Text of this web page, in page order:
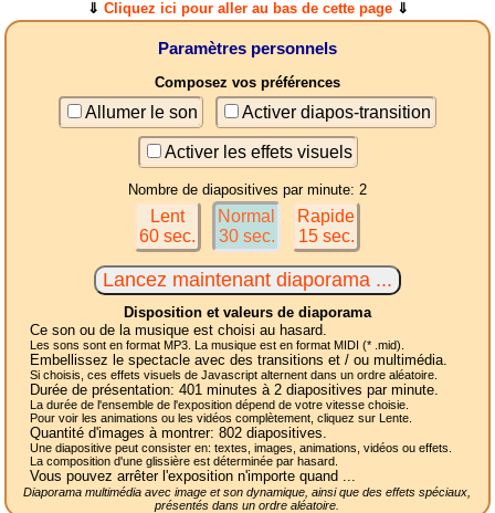
⇓ Cliquez ici pour aller au bas de cette page⇓
Paramètres personnels
Composez vos préférences
Allumer le son Activer diapos-transition
Activer les effets visuels
Nombre de diapositives par minute: 2
Lent
60 sec.
Normal
30 sec.
Rapide
15 sec.
Disposition et valeurs de diaporama
Ce son ou de la musique est choisi au hasard.
Les sons sont en format MP3. La musique est en format MIDI (* .mid).
Embellissez le spectacle avec des transitions et / ou multimédia.
Si choisis, ces effets visuels de Javascript alternent dans un ordre aléatoire.
Durée de présentation: 401 minutes à 2 diapositives par minute.
La durée de l'ensemble de l'exposition dépend de votre vitesse choisie.
Pour voir les animations ou les vidéos complètement, cliquez sur Lente.
Quantité d'images à montrer: 802diapositives.
Une diapositive peut consister en: textes, images, animations, vidéos ou effets.
La composition d'une glissière est déterminée par hasard.
Vous pouvez arrêter l'exposition n'importe quand ...
Diaporama multimédia avec image et son dynamique, ainsi que des effets spéciaux,
présentés dans un ordre aléatoire.